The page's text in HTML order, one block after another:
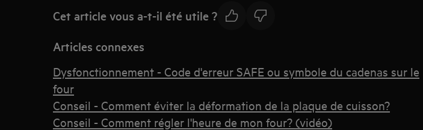
Cet article vous a-t-il été utile ?
Articles connexes
Dysfonctionnement - Code d'erreur SAFE ou symbole du cadenas sur le
four
Conseil - Comment éviter la déformation de la plaque de cuisson?
Conseil - Comment régler l'heure de mon four? (vidéo)